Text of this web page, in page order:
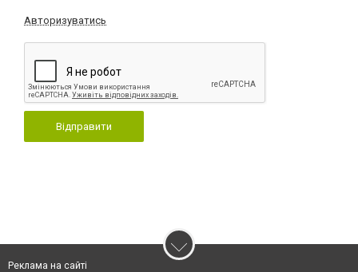
Авторизуватись
Відправити
Реклама на сайті